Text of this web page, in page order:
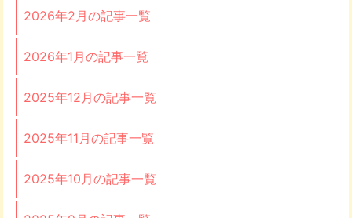
2026年2月の記事一覧
2026年1月の記事一覧
2025年12月の記事一覧
2025年11月の記事一覧
2025年10月の記事一覧